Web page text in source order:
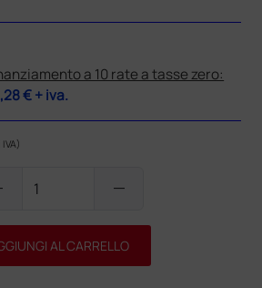
a 10 rate a tasse zero:
€+ iva.
remove
AL CARRELLO